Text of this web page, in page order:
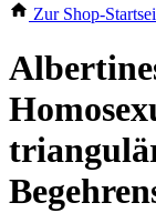
Zur Shop-